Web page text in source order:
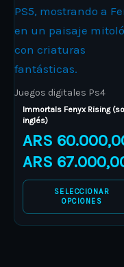
Juegos digitales Ps4
Immortals Fenyx Rising
inglés)
ARS
ARS
SELECCIONAR
OPCIONES
has
multiple
variants.
The
options
may
be
chosen
on
the
page